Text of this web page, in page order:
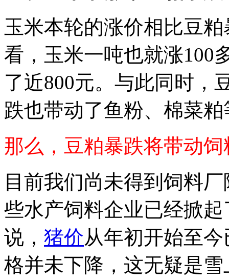
玉米本轮的涨价相比豆
看，玉米一吨也就涨100
了近800元。与此同时，
跌也带动了鱼粉、棉菜
那么，豆粕暴跌将带动
目前我们尚未得到饲料
些水产饲料企业已经掀
说， 猪价从年初开始至
格并未下降，这无疑是